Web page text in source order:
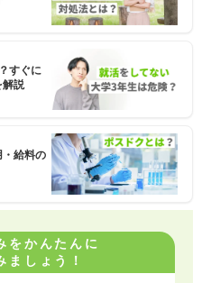
すぐに
解説
・給料の
をかんたんに
ましょう！